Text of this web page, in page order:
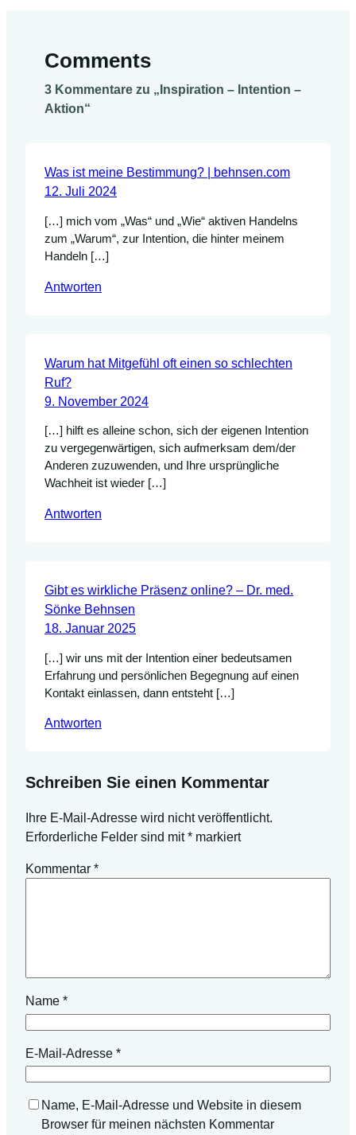
Comments
3 Kommentare zu „Inspiration – Intention –
Aktion“
Was ist meine Bestimmung? | behnsen.com
12. Juli 2024
[…] mich vom „Was“ und „Wie“ aktiven Handelns
zum „Warum“, zur Intention, die hinter meinem
Handeln […]
Antworten
Warum hat Mitgefühl oft einen so schlechten
Ruf?
9. November 2024
[…] hilft es alleine schon, sich der eigenen Intention
zu vergegenwärtigen, sich aufmerksam dem/der
Anderen zuzuwenden, und Ihre ursprüngliche
Wachheit ist wieder […]
Antworten
Gibt es wirkliche Präsenz online? – Dr. med.
Sönke Behnsen
18. Januar 2025
[…] wir uns mit der Intention einer bedeutsamen
Erfahrung und persönlichen Begegnung auf einen
Kontakt einlassen, dann entsteht […]
Antworten
Schreiben Sie einen Kommentar
Ihre E-Mail-Adresse wird nicht veröffentlicht.
Erforderliche Felder sind mit* markiert
Kommentar *
Name *
E-Mail-Adresse *
Name, E-Mail-Adresse und Website in diesem
Browser für meinen nächsten Kommentar